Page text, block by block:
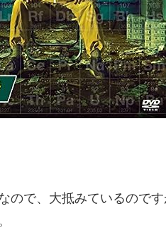
ので、大抵みているので